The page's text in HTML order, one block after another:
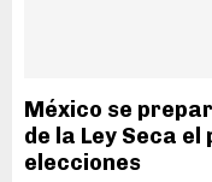
México se
de la Ley Seca
elecciones